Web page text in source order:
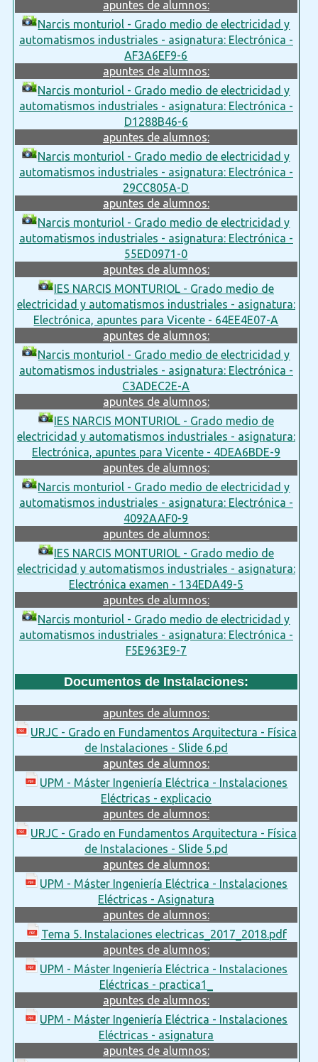
apuntes de alumnos:
Narcis monturiol - Grado medio de electricidad y
automatismos industriales - asignatura: Electrónica -
AF3A6EF9-6
apuntes de alumnos:
Narcis monturiol - Grado medio de electricidad y
automatismos industriales - asignatura: Electrónica -
D1288B46-6
apuntes de alumnos:
Narcis monturiol - Grado medio de electricidad y
automatismos industriales - asignatura: Electrónica -
29CC805A-D
apuntes de alumnos:
Narcis monturiol - Grado medio de electricidad y
automatismos industriales - asignatura: Electrónica -
55ED0971-0
apuntes de alumnos:
IES NARCIS MONTURIOL - Grado medio de
electricidad y automatismos industriales - asignatura:
Electrónica, apuntes para Vicente - 64EE4E07-A
apuntes de alumnos:
Narcis monturiol - Grado medio de electricidad y
automatismos industriales - asignatura: Electrónica -
C3ADEC2E-A
apuntes de alumnos:
IES NARCIS MONTURIOL - Grado medio de
electricidad y automatismos industriales - asignatura:
Electrónica, apuntes para Vicente - 4DEA6BDE-9
apuntes de alumnos:
Narcis monturiol - Grado medio de electricidad y
automatismos industriales - asignatura: Electrónica -
4092AAF0-9
apuntes de alumnos:
IES NARCIS MONTURIOL - Grado medio de
electricidad y automatismos industriales - asignatura:
Electrónica examen - 134EDA49-5
apuntes de alumnos:
Narcis monturiol - Grado medio de electricidad y
automatismos industriales - asignatura: Electrónica -
F5E963E9-7
Documentos de Instalaciones:
apuntes de alumnos:
URJC - Grado en Fundamentos Arquitectura - Física
de Instalaciones - Slide 6.pd
apuntes de alumnos:
UPM - Máster Ingeniería Eléctrica - Instalaciones
Eléctricas - explicacio
apuntes de alumnos:
URJC - Grado en Fundamentos Arquitectura - Física
de Instalaciones - Slide 5.pd
apuntes de alumnos:
UPM - Máster Ingeniería Eléctrica - Instalaciones
Eléctricas - Asignatura
apuntes de alumnos:
Tema 5. Instalaciones electricas_2017_2018.pdf
apuntes de alumnos:
UPM - Máster Ingeniería Eléctrica - Instalaciones
Eléctricas - practica1_
apuntes de alumnos:
UPM - Máster Ingeniería Eléctrica - Instalaciones
Eléctricas - asignatura
apuntes de alumnos: